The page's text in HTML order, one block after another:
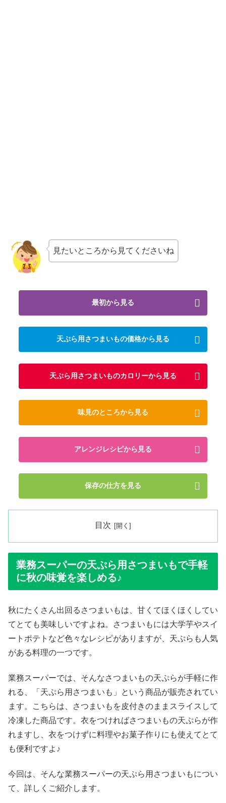
見たいところから見てくださいね
最初から見る
天ぷら用さつまいもの価格から見る
天ぷら用さつまいものカロリーから見る
味見のところから見る
アレンジレシピから見る
保存の仕方を見る
目次
業務スーパーの天ぷら用さつまいもで手軽
に秋の味覚を楽しめる♪
秋にたくさん出回るさつまいもは、甘くてほくほくしてい
てとても美味しいですよね。さつまいもには大学芋やスイ
ートポテトなど色々なレシピがありますが、天ぷらも人気
がある料理の一つです。
業務スーパーでは、そんなさつまいもの天ぷらが手軽に作
れる、「天ぷら用さつまいも」という商品が販売されてい
ます。こちらは、さつまいもを皮付きのままスライスして
冷凍した商品です。衣をつければさつまいもの天ぷらが作
れますし、衣をつけずに料理やお菓子作りにも使えてとて
も便利ですよ♪
今回は、そんな業務スーパーの天ぷら用さつまいもについ
て、詳しくご紹介します。